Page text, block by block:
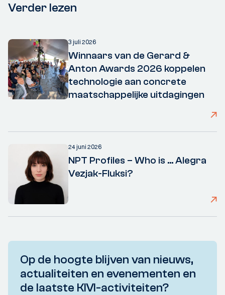
Verder lezen
3 juli 2026
Winnaars van de Gerard &
Anton Awards 2026 koppelen
technologie aan concrete
maatschappelijke uitdagingen
24 juni 2026
NPT Profiles – Who is ... Alegra
Vezjak-Fluksi?
Op de hoogte blijven van nieuws,
actualiteiten en evenementen en
de laatste KIVI-activiteiten?